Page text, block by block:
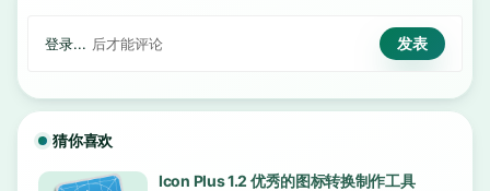
登录... 后才能评论
猜你喜欢
Icon Plus 1.2 优秀的图标转换制作工具